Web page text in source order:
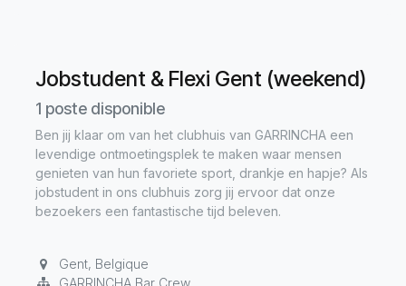
Jobstudent & Flexi Gent (weekend)
1 poste disponible
Ben jij klaar om van het clubhuis van GARRINCHA een
levendige ontmoetingsplek te maken waar mensen
genieten van hun favoriete sport, drankje en hapje? Als
jobstudent in ons clubhuis zorg jij ervoor dat onze
bezoekers een fantastische tijd beleven.
Gent, Belgique
GARRINCHA Bar Crew